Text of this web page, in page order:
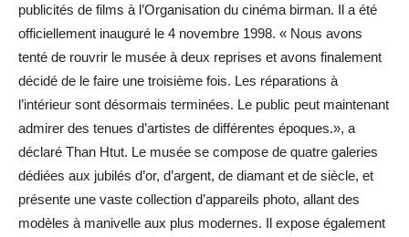
publicités de films à l’Organisation du cinéma birman. Il a été
officiellement inauguré le 4 novembre 1998. « Nous avons
tenté de rouvrir le musée à deux reprises et avons finalement
décidé de le faire une troisième fois. Les réparations à
l’intérieur sont désormais terminées. Le public peut maintenant
admirer des tenues d’artistes de différentes époques.», a
déclaré Than Htut. Le musée se compose de quatre galeries
dédiées aux jubilés d’or, d’argent, de diamant et de siècle, et
présente une vaste collection d’appareils photo, allant des
modèles à manivelle aux plus modernes. Il expose également